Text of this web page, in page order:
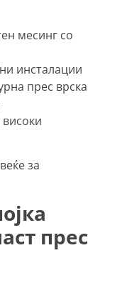
месинг со
инсталации
прес врска
за
прес